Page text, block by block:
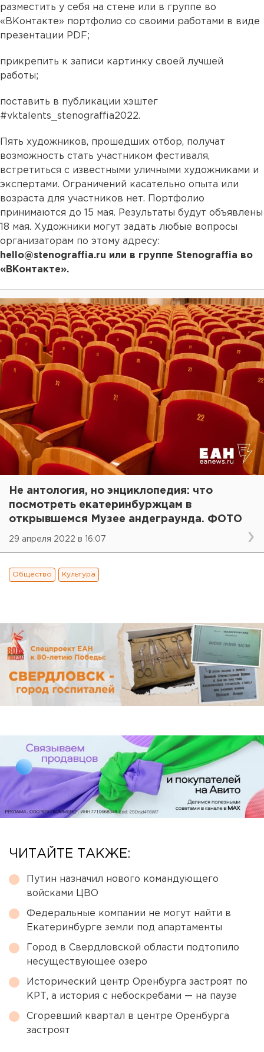
разместить у себя на стене или в группе во
«ВКонтакте» портфолио со своими работами в виде
презентации PDF;
прикрепить к записи картинку своей лучшей
работы;
поставить в публикации хэштег
#vktalents_stenograffia2022.
Пять художников, прошедших отбор, получат
возможность стать участником фестиваля,
встретиться с известными уличными художниками и
экспертами. Ограничений касательно опыта или
возраста для участников нет. Портфолио
принимаются до 15 мая. Результаты будут объявлены
18 мая. Художники могут задать любые вопросы
организаторам по этому адресу:
hello@stenograffia.ru или в группе Stenograffia во
«ВКонтакте».
Не антология, но энциклопедия: что
посмотреть екатеринбуржцам в
открывшемся Музее андеграунда. ФОТО
29 апреля 2022 в 16:07
Общество Культура
ЧИТАЙТЕ ТАКЖЕ:
Путин назначил нового командующего
войсками ЦВО
Федеральные компании не могут найти в
Екатеринбурге земли под апартаменты
Город в Свердловской области подтопило
несуществующее озеро
Исторический центр Оренбурга застроят по
КРТ, а история с небоскребами — на паузе
Сгоревший квартал в центре Оренбурга
застроят